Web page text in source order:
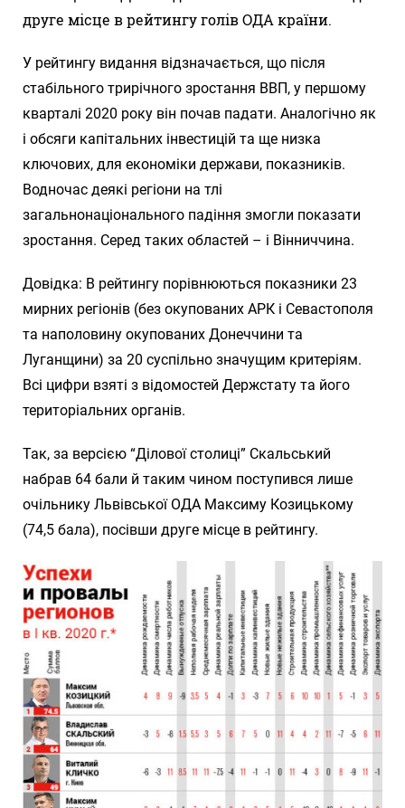
друге місце в рейтингу голів ОДА країни.
У рейтингу видання відзначається, що після
стабільного трирічного зростання ВВП, у першому
кварталі 2020 року він почав падати. Аналогічно як
і обсяги капітальних інвестицій та ще низка
ключових, для економіки держави, показників.
Водночас деякі регіони на тлі
загальнонаціонального падіння змогли показати
зростання. Серед таких областей – і Вінниччина.
Довідка: В рейтингу порівнюються показники 23
мирних регіонів (без окупованих АРК і Севастополя
та наполовину окупованих Донеччини та
Луганщини) за 20 суспільно значущим критеріям.
Всі цифри взяті з відомостей Держстату та його
територіальних органів.
Так, за версією “Ділової столиці” Скальський
набрав 64 бали й таким чином поступився лише
очільнику Львівської ОДА Максиму Козицькому
(74,5 бала), посівши друге місце в рейтингу.